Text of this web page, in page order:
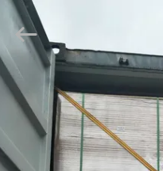
HOGAR
PRODUCTOS
WEIFANG
SUPERRELIABLE
TECHNOLOGY
CO,LTD.
Rights
Reserved.